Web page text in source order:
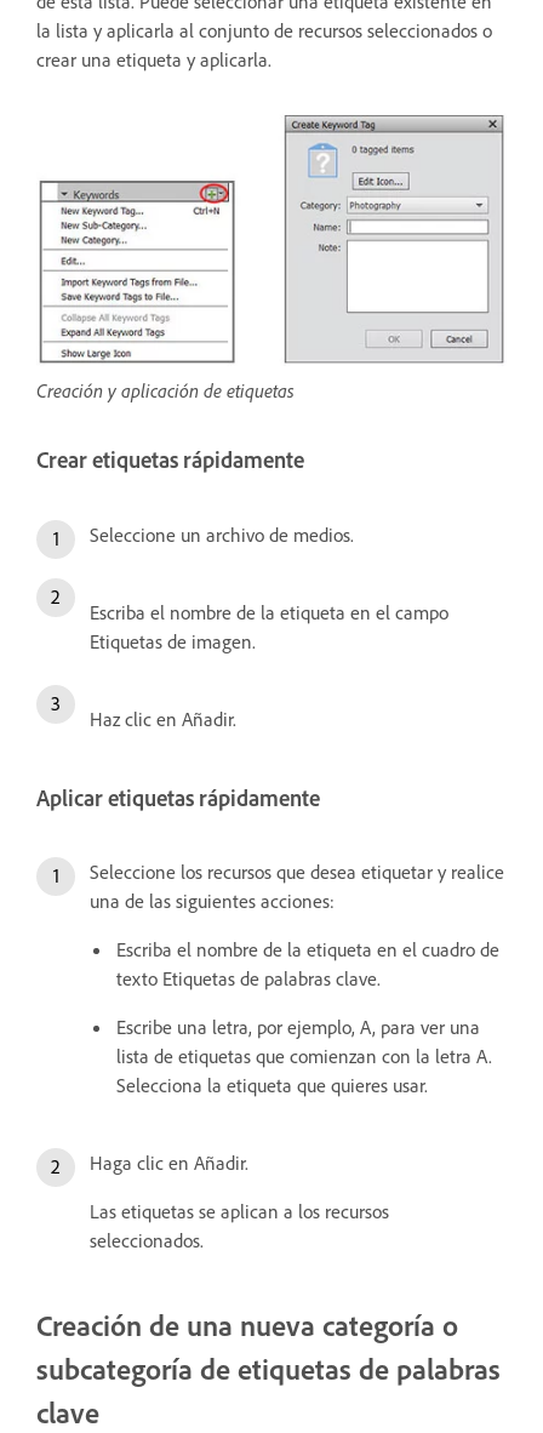
la lista y aplicarla al conjunto de recursos seleccionados o
crear una etiqueta y aplicarla.
Creación y aplicación de etiquetas
Crear etiquetas rápidamente
Seleccione un archivo de medios.
Escriba el nombre de la etiqueta en el campo
Etiquetas de imagen.
Haz clic en Añadir.
Aplicar etiquetas rápidamente
Seleccione los recursos que desea etiquetar y realice
una de las siguientes acciones:
Escriba el nombre de la etiqueta en el cuadro de
texto Etiquetas de palabras clave.
Escribe una letra, por ejemplo, A, para ver una
lista de etiquetas que comienzan con la letra A.
Selecciona la etiqueta que quieres usar.
Haga clic en Añadir.
Las etiquetas se aplican a los recursos
seleccionados.
Creación de una nueva categoría o
subcategoría de etiquetas de palabras
clave